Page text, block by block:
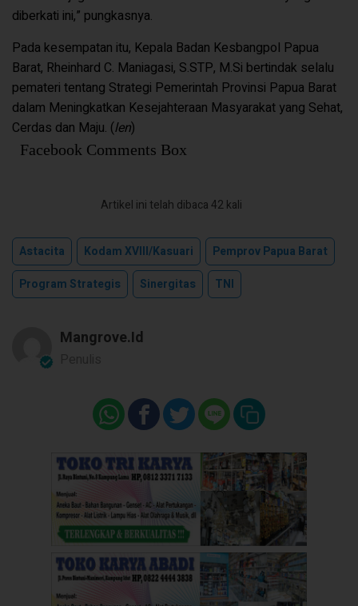
diberkati ini,” pungkasnya.
Pada kesempatan itu, Kepala Badan Kesbangpol Papua
Barat, Rheinhard C. Maniagasi, S.STP, M.Si bertindak selalu
pemateri tentang Strategi Pemerintah Provinsi Papua Barat
dalam Meningkatkan Kesejahteraan Masyarakat yang Sehat,
Cerdas dan Maju. (len)
Facebook Comments Box
Artikel ini telah dibaca 42 kali
Astacita Kodam XVIII/Kasuari
Pemprov Papua Barat
Program Strategis
Sinergitas TNI
Mangrove.id